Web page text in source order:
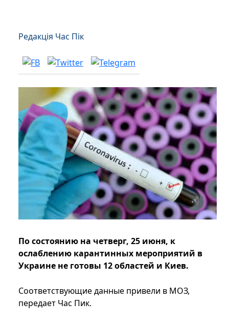
Редакція Час Пік
По состоянию на четверг, 25 июня, к
ослаблению карантинных мероприятий в
Украине не готовы 12 областей и Киев.
Соответствующие данные привели в МОЗ,
передает Час Пик.